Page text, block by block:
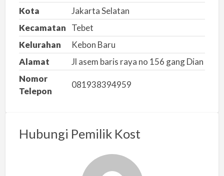
Kota
Jakarta Selatan
Kecamatan
Tebet
Kelurahan
Kebon Baru
Alamat
Jl asem baris raya no 156 gang Dian
Nomor
Telepon
081938394959
Hubungi Pemilik Kost